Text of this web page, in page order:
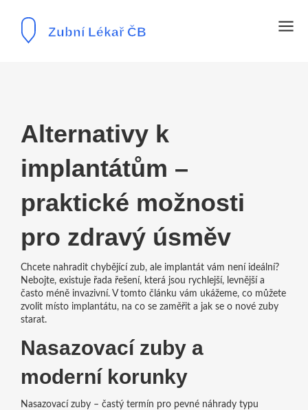
Alternativy k
implantátům –
praktické možnosti
pro zdravý úsměv
Chcete nahradit chybějící zub, ale implantát vám není ideální?
Nebojte, existuje řada řešení, která jsou rychlejší, levnější a
často méně invazivní. V tomto článku vám ukážeme, co můžete
zvolit místo implantátu, na co se zaměřit a jak se o nové zuby
starat.
Nasazovací zuby a
moderní korunky
Nasazovací zuby – častý termín pro pevné náhrady typu